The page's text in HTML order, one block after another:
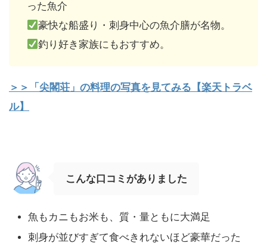
った魚介
豪快な船盛り・刺身中心の魚介膳が名物。
釣り好き家族にもおすすめ。
＞＞「尖閣荘」の料理の写真を見てみる【楽天トラベ
ル】
こんな口コミがありました
魚もカニもお米も、質・量ともに大満足
刺身が並びすぎて食べきれないほど豪華だった